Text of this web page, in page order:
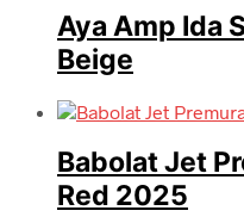
Aya Amp Ida
Beige
Babolat Jet
Red 2025